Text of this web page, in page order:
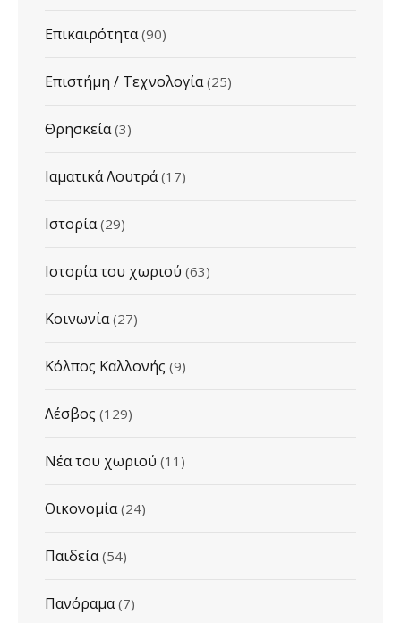
Επικαιρότητα (90)
Επιστήμη / Τεχνολογία (25)
Θρησκεία (3)
Ιαματικά Λουτρά (17)
Ιστορία (29)
Ιστορία του χωριού (63)
Κοινωνία (27)
Κόλπος Καλλονής (9)
Λέσβος (129)
Νέα του χωριού (11)
Οικονομία (24)
Παιδεία (54)
Πανόραμα (7)